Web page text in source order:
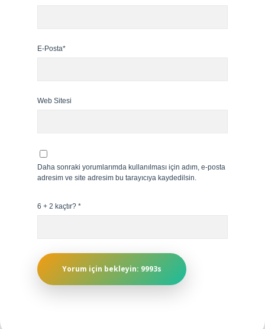
E-Posta*
Web Sitesi
Daha sonraki yorumlarımda kullanılması için adım, e-posta
adresim ve site adresim bu tarayıcıya kaydedilsin.
6 + 2 kaçtır? *